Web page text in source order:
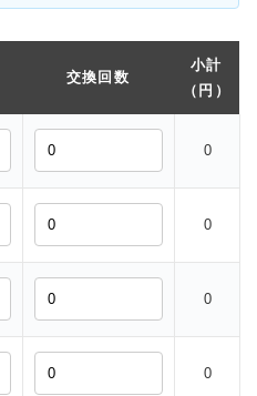
交換回数
小計
（円）
0
0
0
0